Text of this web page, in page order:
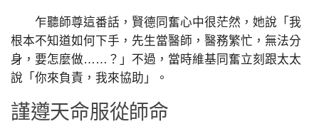
乍聽師尊這番話，賢德同奮心中很茫然，她說「我
根本不知道如何下手，先生當醫師，醫務繁忙，無法分
身，要怎麼做……？」不過，當時維基同奮立刻跟太太
說「你來負責，我來協助」。
謹遵天命服從師命